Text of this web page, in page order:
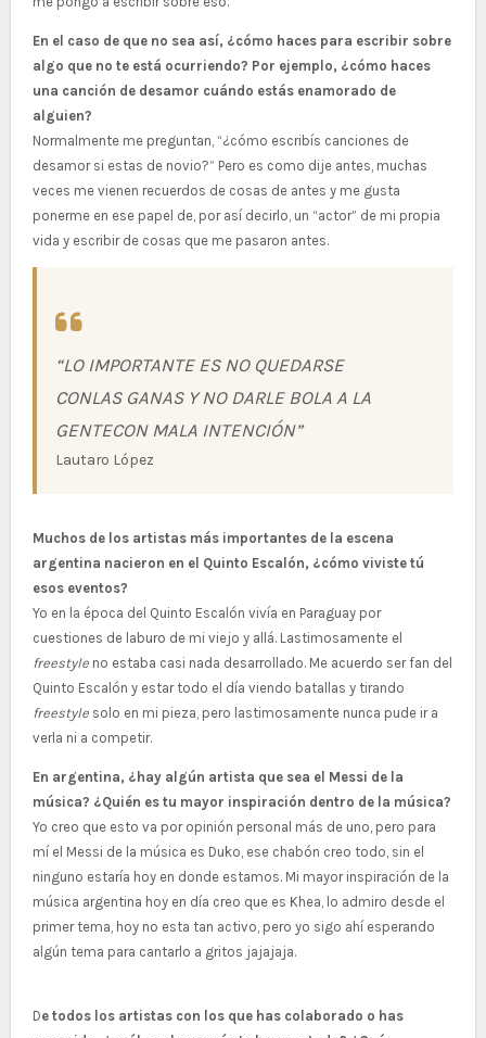
En el caso de que no sea así, ¿cómo haces para escribir sobre
algo que no te está ocurriendo? Por ejemplo, ¿cómo haces
una canción de desamor cuándo estás enamorado de
alguien?
Normalmente me preguntan, “¿cómo escribís canciones de
desamor si estas de novio?” Pero es como dije antes, muchas
veces me vienen recuerdos de cosas de antes y me gusta
ponerme en ese papel de, por así decirlo, un “actor” de mi propia
vida y escribir de cosas que me pasaron antes.
“LO IMPORTANTE ES NO QUEDARSE
CONLAS GANAS Y NO DARLE BOLA A LA
GENTECON MALA INTENCIÓN”
Lautaro López
Muchos de los artistas más importantes de la escena
argentina nacieron en el Quinto Escalón, ¿cómo viviste tú
esos eventos?
Yo en la época del Quinto Escalón vivía en Paraguay por
cuestiones de laburo de mi viejo y allá. Lastimosamente el
freestyleno estaba casi nada desarrollado. Me acuerdo ser fan del
Quinto Escalón y estar todo el día viendo batallas y tirando
freestylesolo en mi pieza, pero lastimosamente nunca pude ir a
verla ni a competir.
En argentina, ¿hay algún artista que sea el Messi de la
música? ¿Quién es tu mayor inspiración dentro de la música?
Yo creo que esto va por opinión personal más de uno, pero para
mí el Messi de la música es Duko, ese chabón creo todo, sin el
ninguno estaría hoy en donde estamos. Mi mayor inspiración de la
música argentina hoy en día creo que es Khea, lo admiro desde el
primer tema, hoy no esta tan activo, pero yo sigo ahí esperando
algún tema para cantarlo a gritos jajajaja.
De todos los artistas con los que has colaborado o has